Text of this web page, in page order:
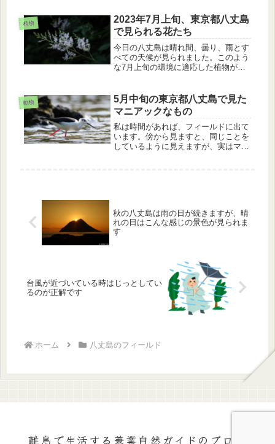
を観察してきました。
植物
2023年7月上旬、東京都八丈島
で見られる花たち
今日の八丈島は晴れ間、曇り、雨とす
べての天候が見られました。このよう
な7月上旬の環境に適応した植物が見
ナを紹介します。
動物
5月中旬の東京都八丈島で見た
マニアックなもの
私は時間があれば、フィールドに出て
います。傍から見ますと、同じことを
しているように見えますが、実はマニ
秋の八丈島は雨の日が続きますが、晴
れの日はこんな感じの景色が見られま
す
台風が近づいている時はじっとしてい
るのが正解です
ホーム 八丈島のフィールド
離島で生活する兼業自然ガイドのブログ